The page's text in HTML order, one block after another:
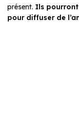
présent. Ils
pour diffuser de